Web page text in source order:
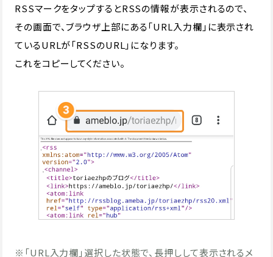
RSSマークをタップするとRSSの情報が表示されるので、
その画面で、ブラウザ上部にある「URL入力欄」に表示され
ているURLが「RSSのURL」になります。
これをコピーしてください。
※「URL入力欄」選択した状態で、長押しして表示されるメ